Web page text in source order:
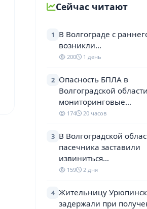
Сейчас читают
1 В Волгограде с
возникли…
200 1 день
2 Опасность БПЛА в
Волгоградской
мониторинговые…
174 20 часов
3 В Волгоградской
пасечника заставили
извиниться…
159 2 дня
4 Жительницу
задержали при